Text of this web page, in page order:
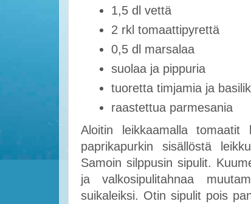
1,5 dl vettä
2 rkl tomaattipyrettä
0,5 dl marsalaa
suolaa ja pippuria
tuoretta timjamia ja
raastettua parmesania
Aloitin leikkaamalla
paprikapurkin sisällöstä
Samoin silppusin sipulit.
ja valkosipulitahnaa
suikaleiksi. Otin sipulit pois